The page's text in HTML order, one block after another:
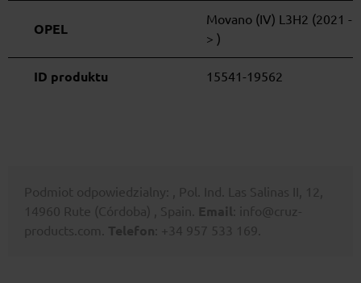
OPEL
Movano (IV) L3H2 (2021 -
> )
ID produktu 15541-19562
Podmiot odpowiedzialny: , Pol. Ind. Las Salinas II, 12,
14960 Rute (Córdoba) , Spain.
Email : info@cruz-
products.com. Telefon : +34 957 533 169.